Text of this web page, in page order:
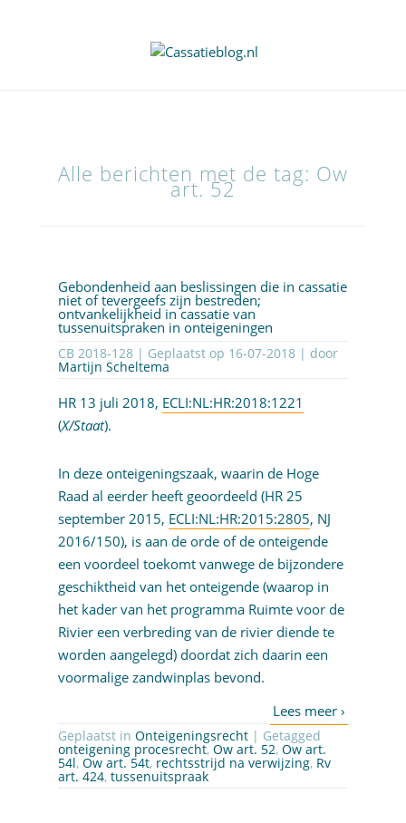
Alle berichten met de tag: Ow
art. 52
Gebondenheid aan beslissingen die in cassatie
niet of tevergeefs zijn bestreden;
ontvankelijkheid in cassatie van
tussenuitspraken in onteigeningen
CB 2018-128 | Geplaatst op 16-07-2018| door
Martijn Scheltema
HR 13 juli 2018, ECLI:NL:HR:2018:1221
(X/Staat).
In deze onteigeningszaak, waarin de Hoge
Raad al eerder heeft geoordeeld (HR 25
september 2015, ECLI:NL:HR:2015:2805, NJ
2016/150), is aan de orde of de onteigende
een voordeel toekomt vanwege de bijzondere
geschiktheid van het onteigende (waarop in
het kader van het programma Ruimte voor de
Rivier een verbreding van de rivier diende te
worden aangelegd) doordat zich daarin een
voormalige zandwinplas bevond.
Geplaatst in Onteigeningsrecht | Getagged
onteigening procesrecht, Ow art. 52, Ow art.
54l, Ow art. 54t, rechtsstrijd na verwijzing, Rv
art. 424, tussenuitspraak